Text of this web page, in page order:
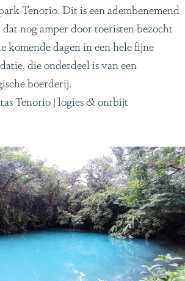
Tenorio. Dit is een adembenemend
nog amper door toeristen bezocht
dagen in een hele fijne
die onderdeel is van een
boerderij.
Tenorio | logies & ontbijt